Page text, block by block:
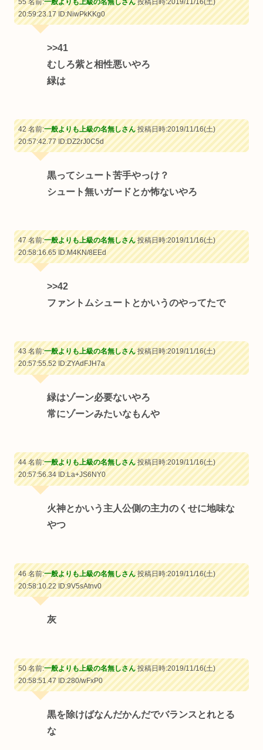
55 名前:一般よりも上級の名無しさん投稿日時:2019/11/16(土)
20:59:23.17ID:NiwPkKKg0
>>41
むしろ紫と相性悪いやろ
緑は
42 名前:一般よりも上級の名無しさん投稿日時:2019/11/16(土)
20:57:42.77ID:DZ2rJ0C5d
黒ってシュート苦手やっけ？
シュート無いガードとか怖ないやろ
47 名前:一般よりも上級の名無しさん投稿日時:2019/11/16(土)
20:58:16.65ID:M4KN/8EEd
>>42
ファントムシュートとかいうのやってたで
43 名前:一般よりも上級の名無しさん投稿日時:2019/11/16(土)
20:57:55.52ID:ZYAdFJH7a
緑はゾーン必要ないやろ
常にゾーンみたいなもんや
44 名前:一般よりも上級の名無しさん投稿日時:2019/11/16(土)
20:57:56.34ID:La+JS6NY0
火神とかいう主人公側の主力のくせに地味な
やつ
46 名前:一般よりも上級の名無しさん投稿日時:2019/11/16(土)
20:58:10.22ID:9V5sAtnv0
灰
50 名前:一般よりも上級の名無しさん投稿日時:2019/11/16(土)
20:58:51.47ID:280/wFxP0
黒を除けばなんだかんだでバランスとれとる
な